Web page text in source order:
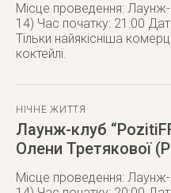
Місце проведення: Лаунж-
14) Час початку: 21:00
Тільки найякісніша
коктейлі.
НІЧНЕ ЖИТТЯ
Лаунж-клуб
Олени Третякової
Місце проведення: Лаунж-